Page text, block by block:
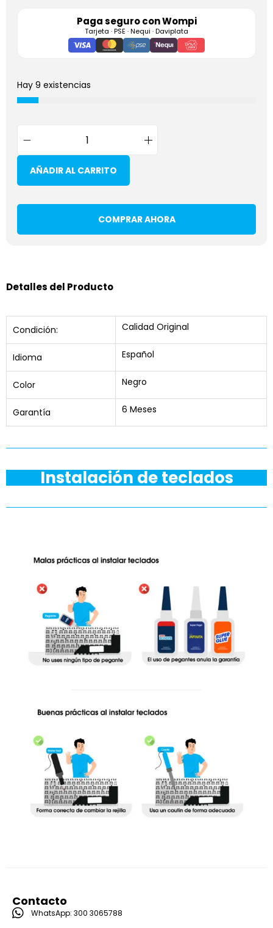
Paga seguro conWompi
Tarjeta · PSE · Nequi · Daviplata
Hay 9 existencias
AÑADIR AL CARRITO
COMPRAR AHORA
Detalles del Producto
Condición: Calidad Original
Idioma Español
Color Negro
Garantía 6 Meses
Instalación de teclados
Contacto
WhatsApp: 300 3065788